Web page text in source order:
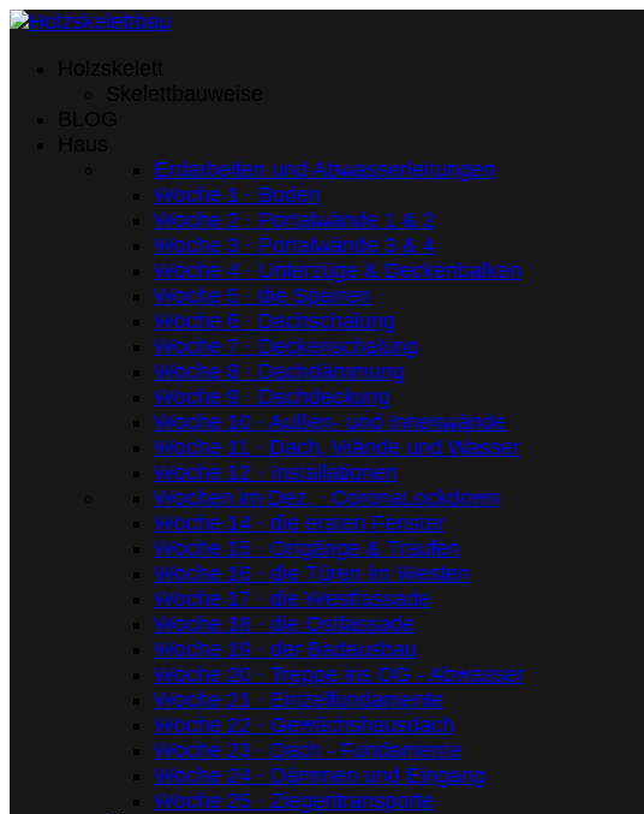
Erdarbeiten und Abwasserleitungen
Woche 1 · Boden
Woche 2 · Portalwände 1 & 2
Woche 3 · Portalwände 3 & 4
Woche 4 · Unterzüge & Deckenbalken
Woche 5 · die Sparren
Woche 6 · Dachschalung
Woche 7 · Deckenschalung
Woche 8 · Dachdämmung
Woche 9 · Dachdeckung
Woche 10 · Außen- und Innenwände
Woche 11 · Dach, Wände und Wasser
Woche 12 · Installationen
Wochen im Dez. · CoronaLockdown
Woche 14 · die ersten Fenster
Woche 15 · Ortgänge & Traufen
Woche 16 · die Türen im Westen
Woche 17 · die Westfassade
Woche 18 · die Ostfassade
Woche 19 · der Badausbau
Woche 20 · Treppe ins OG - Abwasser
Woche 21 · Einzelfundamente
Woche 22 · Gewächshausdach
Woche 23 · Dach - Fundamente
Woche 24 · Dämmen und Eingang
Woche 25 · Ziegentransporte